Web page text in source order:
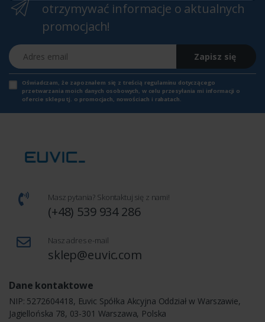
otrzymywać informacje o aktualnych
promocjach!
Adres email
Zapisz się
Oświadczam, że zapoznałem się z treścią regulaminu dotyczącego
przetwarzania moich danych osobowych, w celu przesyłania mi informacji o
ofercie sklepu tj. o promocjach, nowościach i rabatach.
Masz pytania? Skontaktuj się z nami!
(+48) 539 934 286
Nasz adres e-mail
sklep@euvic.com
Dane kontaktowe
NIP: 5272604418, Euvic Spółka Akcyjna Oddział w Warszawie,
Jagiellońska 78, 03-301 Warszawa, Polska